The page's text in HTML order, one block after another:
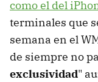
como el del
terminales que
semana en el
de siempre no
exclusividad"